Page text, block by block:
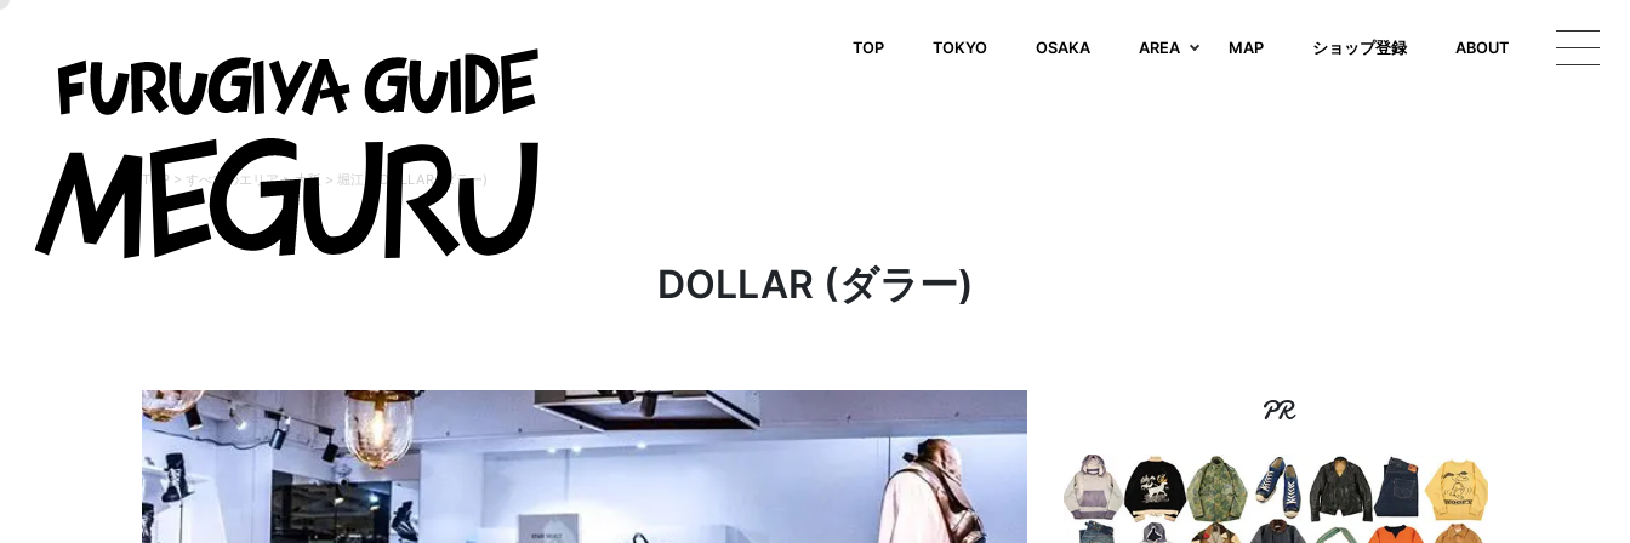
TOP TOKYO OSAKA AREA MAP ショップ登録 ABOUT
TOP > すべてのエリア>大阪 > 堀江> DOLLAR (ダラー)
DOLLAR (ダラー)
PR